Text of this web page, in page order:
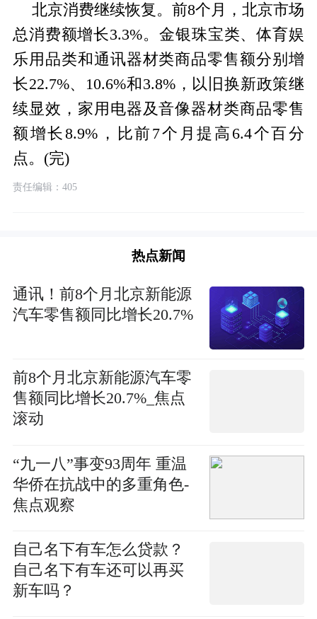
北京消费继续恢复。前8个月，北京市场
总消费额增长3.3%。金银珠宝类、体育娱
乐用品类和通讯器材类商品零售额分别增
长22.7%、10.6%和3.8%，以旧换新政策继
续显效，家用电器及音像器材类商品零售
额增长8.9%，比前7个月提高6.4个百分
点。(完)
责任编辑：405
热点新闻
通讯！前8个月北京新能源
汽车零售额同比增长20.7%
前8个月北京新能源汽车零
售额同比增长20.7%_焦点
滚动
“九一八”事变93周年 重温
华侨在抗战中的多重角色-
焦点观察
自己名下有车怎么贷款？
自己名下有车还可以再买
新车吗？